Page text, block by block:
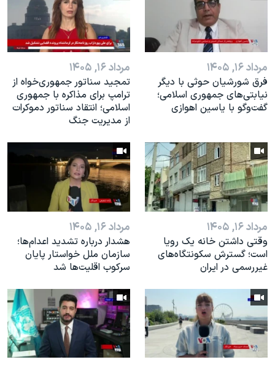
نرگس محمدی برنده جایزه نوبل صلح
همایش محافظه‌کاران آمریکا «سی‌پک»
صفحه‌های ویژه
سفر پرزیدنت ترامپ به چین
مرداد ۱۶, ۱۴۰۵
فرق شورشیان حوثی با دیگر
نیابتی‌های جمهوری اسلامی؛
گفت‌وگو با یاسین اهوازی
مرداد ۱۶, ۱۴۰۵
تمجید سناتور جمهوری‌خواه از
ترامپ برای مذاکره با جمهوری
اسلامی؛ انتقاد سناتور دموکرات
از مدیریت جنگ
مرداد ۱۶, ۱۴۰۵
وقتی داشتن خانه یک رویا
است؛ گسترش سکونتگاه‌های
غیررسمی در ایران
مرداد ۱۶, ۱۴۰۵
هشدار درباره تشدید اعدام‌ها؛
سازمان ملل خواستار پایان
سرکوب اقلیت‌ها شد